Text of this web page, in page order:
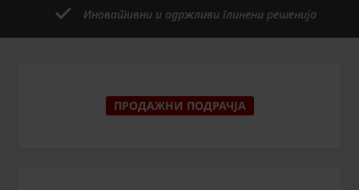
Иновативни и одржливи глинени решенија
ПРОДАЖНИ ПОДРАЧЈА